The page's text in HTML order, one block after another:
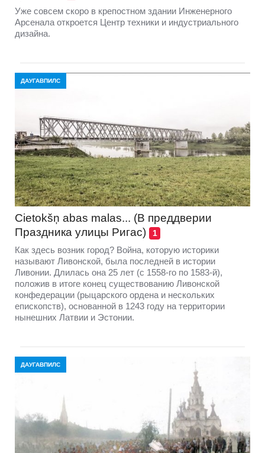
Уже совсем скоро в крепостном здании Инженерного
Арсенала откроется Центр техники и индустриального
дизайна.
ДАУГАВПИЛС
Cietokšņ abas malas... (В преддверии
Праздника улицы Ригас)
1
Как здесь возник город? Война, которую историки
называют Ливонской, была последней в истории
Ливонии. Длилась она 25 лет (с 1558-го по 1583-й),
положив в итоге конец существованию Ливонской
конфедерации (рыцарского ордена и нескольких
епископств), основанной в 1243 году на территории
нынешних Латвии и Эстонии.
ДАУГАВПИЛС